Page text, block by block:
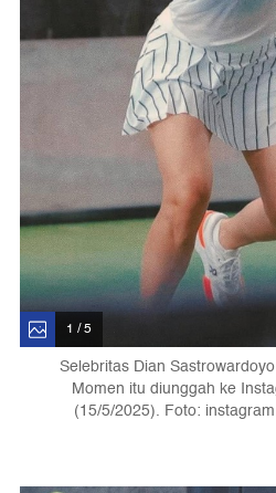
1 / 5
Selebritas Dian
Momen itu diunggah ke
(15/5/2025). Foto: